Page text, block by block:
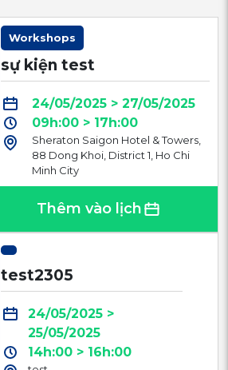
Workshops
sự kiện test
24/05/2025 > 27/05/2025
09h:00 > 17h:00
Sheraton Saigon Hotel & Towers,
88 Dong Khoi, District 1, Ho Chi
Minh City
Thêm vào lịch
test2305
24/05/2025 >
25/05/2025
14h:00 > 16h:00